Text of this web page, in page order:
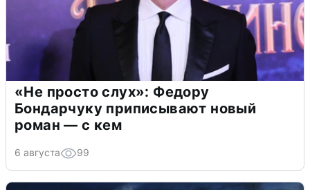
«Не просто слух»: Федору
Бондарчуку приписывают новый
роман — с кем
6 августа 99